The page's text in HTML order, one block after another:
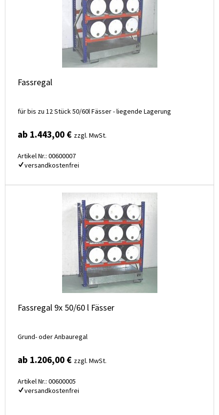
Fassregal
für bis zu 12 Stück 50/60l Fässer - liegende Lagerung
ab 1.443,00 € zzgl. MwSt.
Artikel Nr.: 00600007
versandkostenfrei
Fassregal 9x 50/60 l Fässer
Grund- oder Anbauregal
ab 1.206,00 € zzgl. MwSt.
Artikel Nr.: 00600005
versandkostenfrei